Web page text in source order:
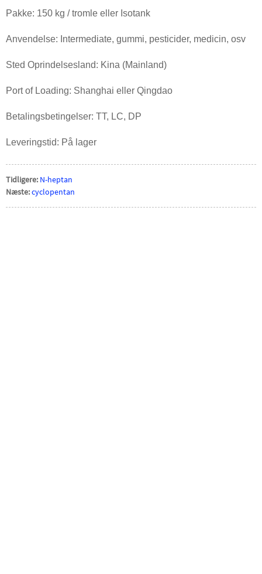
Pakke: 150 kg / tromle eller Isotank
Anvendelse: Intermediate, gummi, pesticider, medicin, osv
Sted Oprindelsesland: Kina (Mainland)
Port of Loading: Shanghai eller Qingdao
Betalingsbetingelser: TT, LC, DP
Leveringstid: På lager
Tidligere: N-heptan
Næste:cyclopentan